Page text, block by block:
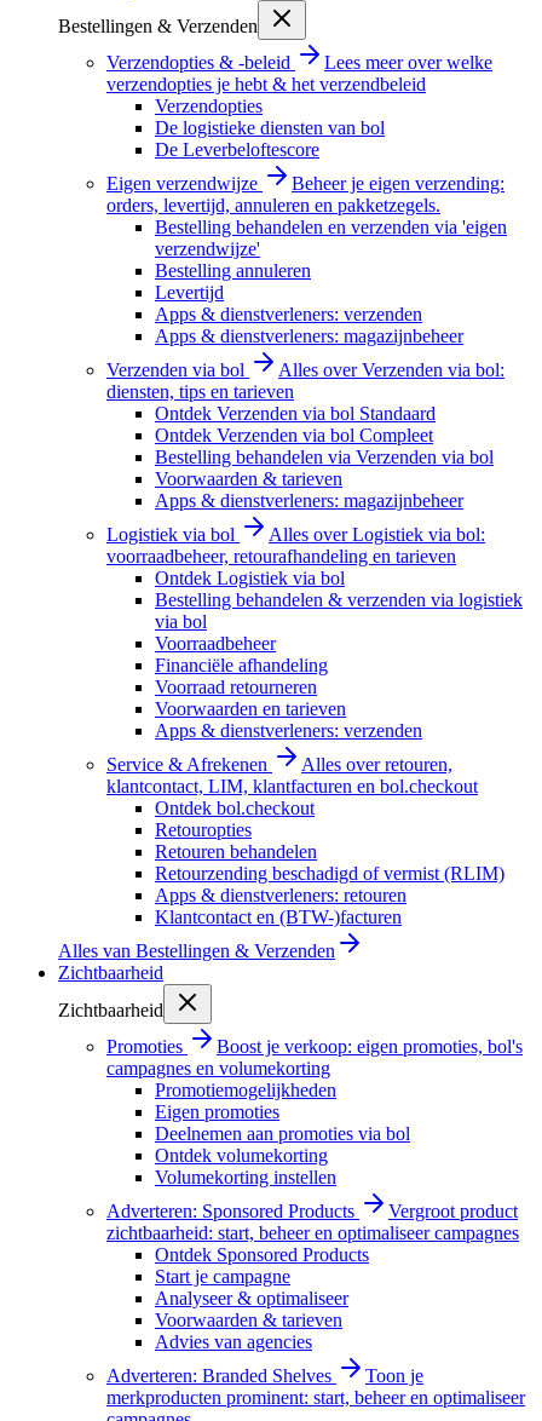
Bestellingen & Verzenden
Verzendopties & -beleid
Lees meer over welke
verzendopties je hebt & het verzendbeleid
Verzendopties
De logistieke diensten van bol
De Leverbeloftescore
Eigen verzendwijze
Beheer je eigen verzending:
orders, levertijd, annuleren en pakketzegels.
Bestelling behandelen en verzenden via 'eigen
verzendwijze'
Bestelling annuleren
Levertijd
Apps & dienstverleners: verzenden
Apps & dienstverleners: magazijnbeheer
Verzenden via bol
Alles over Verzenden via bol:
diensten, tips en tarieven
Ontdek Verzenden via bol Standaard
Ontdek Verzenden via bol Compleet
Bestelling behandelen via Verzenden via bol
Voorwaarden & tarieven
Apps & dienstverleners: magazijnbeheer
Logistiek via bol
Alles over Logistiek via bol:
voorraadbeheer, retourafhandeling en tarieven
Ontdek Logistiek via bol
Bestelling behandelen & verzenden via logistiek
via bol
Voorraadbeheer
Financiële afhandeling
Voorraad retourneren
Voorwaarden en tarieven
Apps & dienstverleners: verzenden
Service & Afrekenen
Alles over retouren,
klantcontact, LIM, klantfacturen en bol.checkout
Ontdek bol.checkout
Retouropties
Retouren behandelen
Retourzending beschadigd of vermist (RLIM)
Apps & dienstverleners: retouren
Klantcontact en (BTW-)facturen
Alles van Bestellingen & Verzenden
Zichtbaarheid
Zichtbaarheid
Promoties
Boost je verkoop: eigen promoties, bol's
campagnes en volumekorting
Promotiemogelijkheden
Eigen promoties
Deelnemen aan promoties via bol
Ontdek volumekorting
Volumekorting instellen
Adverteren: Sponsored Products
Vergroot product
zichtbaarheid: start, beheer en optimaliseer campagnes
Ontdek Sponsored Products
Start je campagne
Analyseer & optimaliseer
Voorwaarden & tarieven
Advies van agencies
Adverteren: Branded Shelves
Toon je
merkproducten prominent: start, beheer en optimaliseer